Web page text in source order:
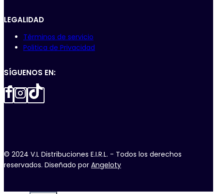
LEGALIDAD
Términos de servicio
Politica de Privacidad
SÍGUENOS EN:
© 2024 V.L Distribuciones E.I.R.L. - Todos los derechos
reservados. Diseñado por Angeloty